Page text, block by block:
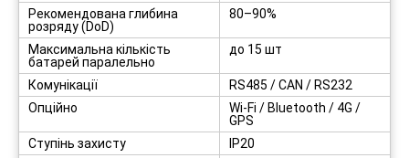
Рекомендована глибина
розряду (DoD)
80–90%
Максимальна кількість
батарей паралельно
до 15 шт
Комунікації
RS485 / CAN / RS232
Опційно
Wi-Fi / Bluetooth / 4G /
GPS
Ступінь захисту
IP20